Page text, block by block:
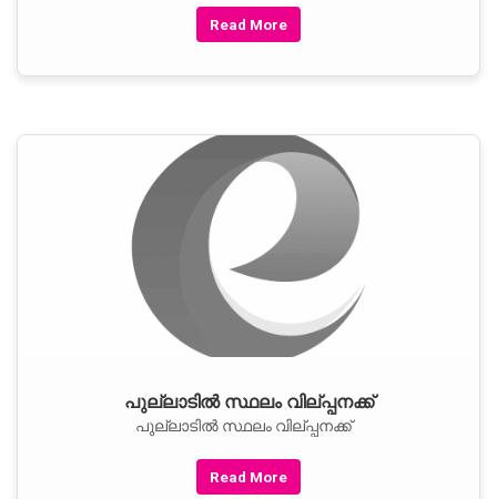
Read More
പുല്ലാടില്‍ സ്ഥലം വില്പ്പനക്ക്
പുല്ലാടില്‍ സ്ഥലം വില്പ്പനക്ക്
Read More